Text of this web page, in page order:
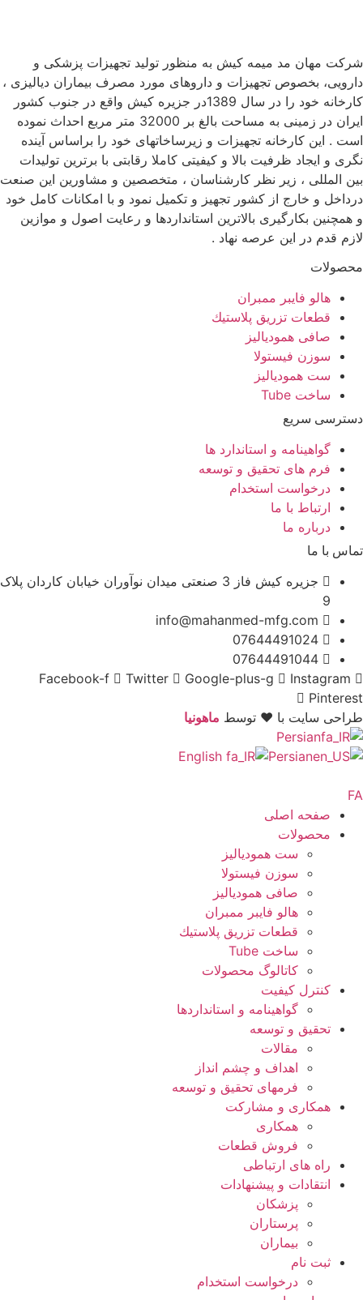
شرکت مهان مد میمه کیش به منظور تولید تجهیزات پزشکی و
دارویی، بخصوص تجهیزات و داروهای مورد مصرف بیماران دیالیزی ،
کارخانه خود را در سال 1389در جزیره کیش واقع در جنوب کشور
ایران در زمینی به مساحت بالغ بر 32000 متر مربع احداث نموده
است . این کارخانه تجهیزات و زیرساخاتهای خود را براساس آینده
نگری و ایجاد ظرفیت بالا و کیفیتی کاملا رقابتی با برترین تولیدات
بین المللی ، زیر نظر کارشناسان ، متخصصین و مشاورین این صنعت
درداخل و خارج از کشور تجهیز و تکمیل نمود و با امکانات کامل خود
و همچنین بکارگیری بالاترین استانداردها و رعایت اصول و موازین
لازم قدم در این عرصه نهاد .
محصولات
هالو فایبر ممبران
قطعات تزريق پلاستيك
صافی همودیالیز
سوزن فیستولا
ست همودیالیز
ساخت Tube
دسترسی سریع
گواهینامه و استاندارد ها
فرم های تحقیق و توسعه
درخواست استخدام
ارتباط با ما
درباره ما
تماس با ما
جزیره کیش فاز 3 صنعتی میدان نوآوران خیابان کاردان پلاک
9
info@mahanmed-mfg.com
07644491024
07644491044
Facebook-f
Twitter Google-plus-g
Instagram
Pinterest
طراحی سایت با ♥️ توسط ماهونیا
Persian
English
Persian
صفحه اصلی
محصولات
ست همودیالیز
سوزن فیستولا
صافی همودیالیز
هالو فایبر ممبران
قطعات تزريق پلاستيك
ساخت Tube
کاتالوگ محصولات
کنترل کیفیت
گواهينامه و استانداردها
تحقيق و توسعه
مقالات
اهداف و چشم انداز
فرمهای تحقیق و توسعه
همکاری و مشارکت
همکاری
فروش قطعات
راه های ارتباطی
انتقادات و پيشنهادات
پزشكان
پرستاران
بيماران
ثبت نام
درخواست استخدام